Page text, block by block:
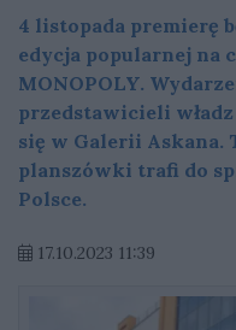
4 listopada premierę
edycja popularnej na
MONOPOLY.
przedstawicieli
się w Galerii Askana.
planszówki trafi do
Polsce.
17.10.2023 11:39